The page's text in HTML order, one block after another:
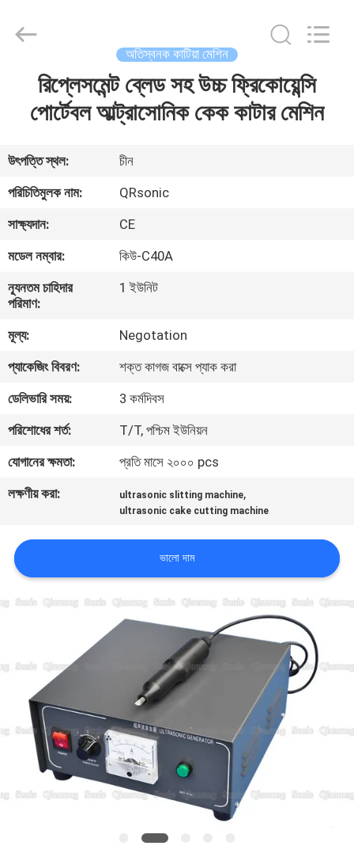
আমাদের
সম্বন্ধে
কারখানা
পরিদর্শন
গুণমান
নিয়ন্ত্রণ
আমাদের
সাথে
যোগাযোগ
করুন
খবর
মামলা
একটি
উদ্ধৃতি
অনুরোধ
করুন
সাইট
Equipment
Co.,Ltd.
অতিস্বনক কাটিয়া মেশিন
রিপ্লেসমেন্ট ব্লেড সহ উচ্চ ফ্রিকোয়েন্সি
পোর্টেবল আল্ট্রাসোনিক কেক কাটার মেশিন
উৎপত্তি স্থল:
চীন
পরিচিতিমুলক নাম:
QRsonic
সাক্ষ্যদান:
CE
মডেল নম্বার:
কিউ-C40A
ন্যূনতম চাহিদার
পরিমাণ:
1 ইউনিট
মূল্য:
Negotation
প্যাকেজিং বিবরণ:
শক্ত কাগজ বাক্সে প্যাক করা
ডেলিভারি সময়:
3 কর্মদিবস
পরিশোধের শর্ত:
T/T, পশ্চিম ইউনিয়ন
যোগানের ক্ষমতা:
প্রতি মাসে ২০০০ pcs
লক্ষণীয় করা:
ultrasonic slitting machine,
ultrasonic cake cutting machine
ভালো দাম